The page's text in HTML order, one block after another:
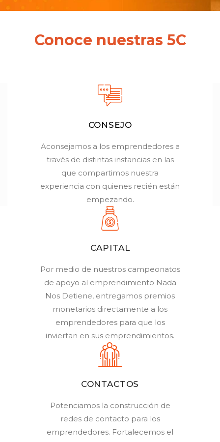
Conoce nuestras 5C
CONSEJO
Aconsejamos a los emprendedores a
través de distintas instancias en las
que compartimos nuestra
experiencia con quienes recién están
empezando.
CAPITAL
Por medio de nuestros campeonatos
de apoyo al emprendimiento Nada
Nos Detiene, entregamos premios
monetarios directamente a los
emprendedores para que los
inviertan en sus emprendimientos.
CONTACTOS
Potenciamos la construcción de
redes de contacto para los
emprendedores. Fortalecemos el